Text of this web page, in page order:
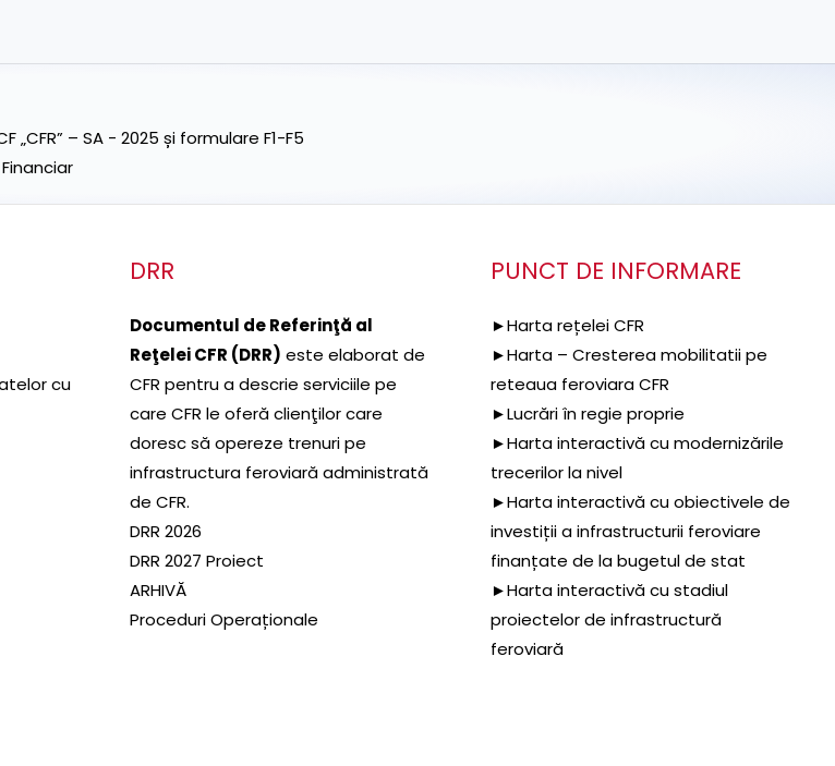
– SA - 2025 și formulare F1-F5
cu
DRR
Documentul de Referinţă al
Reţelei CFR (DRR) este elaborat de
CFR pentru a descrie serviciile pe
care CFR le oferă clienţilor care
doresc să opereze trenuri pe
infrastructura feroviară administrată
de CFR.
DRR 2026
DRR 2027 Proiect
ARHIVĂ
Proceduri Operaționale
PUNCT DE INFORMARE
►Harta rețelei CFR
►Harta – Cresterea mobilitatii pe
reteaua feroviara CFR
►Lucrări în regie proprie
►Harta interactivă cu modernizările
trecerilor la nivel
►Harta interactivă cu obiectivele de
investiții a infrastructurii feroviare
finanțate de la bugetul de stat
►Harta interactivă cu stadiul
proiectelor de infrastructură
feroviară